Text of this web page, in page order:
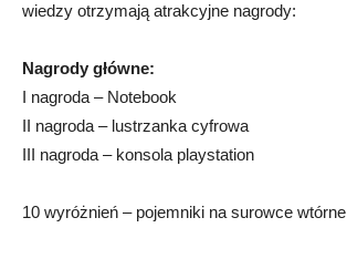
wiedzy otrzymają atrakcyjne nagrody:
Nagrody główne:
I nagroda – Notebook
II nagroda – lustrzanka cyfrowa
III nagroda – konsola playstation
10 wyróżnień – pojemniki na surowce wtórne